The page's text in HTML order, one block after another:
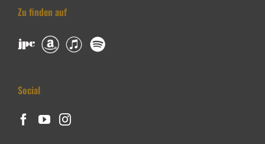
Zu finden auf
Social